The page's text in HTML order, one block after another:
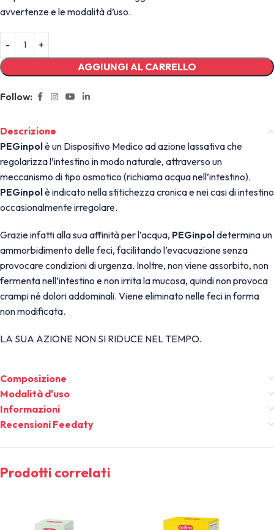
avvertenze e le modalità d’uso.
AGGIUNGI AL CARRELLO
Follow:
Descrizione
PEGinpolè un Dispositivo Medico ad azione lassativa che
regolarizza l’intestino in modo naturale, attraverso un
meccanismo di tipo osmotico (richiama acqua nell’intestino).
PEGinpolè indicato nella stitichezza cronica e nei casi di intestino
occasionalmente irregolare.
Grazie infatti alla sua affinità per l’acqua, PEGinpoldetermina un
ammorbidimento delle feci, facilitando l’evacuazione senza
provocare condizioni di urgenza. Inoltre, non viene assorbito, non
fermenta nell’intestino e non irrita la mucosa, quindi non provoca
crampi né dolori addominali. Viene eliminato nelle feci in forma
non modificata.
LA SUA AZIONE NON SI RIDUCE NEL TEMPO.
Composizione
Modalità d'uso
Informazioni
Recensioni Feedaty
Prodotti correlati